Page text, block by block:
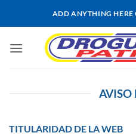
ADD ANYTHING HERE
AVISO
TITULARIDAD DE LA WEB